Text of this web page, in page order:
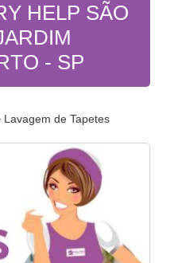
HELP SÃO
- SP
Lavagem de Tapetes